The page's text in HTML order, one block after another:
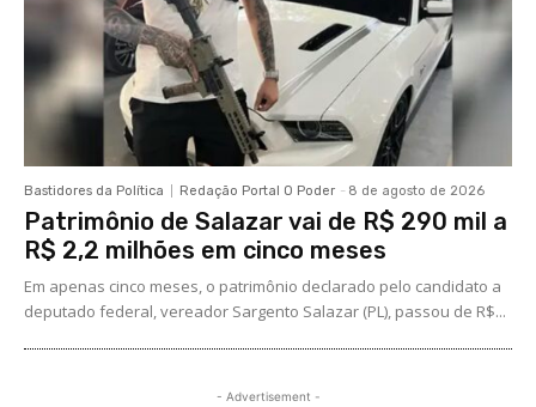
Bastidores da Política Redação Portal O Poder - 8 de agosto de 2026
Patrimônio de Salazar vai de R$ 290 mil a
R$ 2,2 milhões em cinco meses
Em apenas cinco meses, o patrimônio declarado pelo candidato a
deputado federal, vereador Sargento Salazar (PL), passou de R$...
- Advertisement -